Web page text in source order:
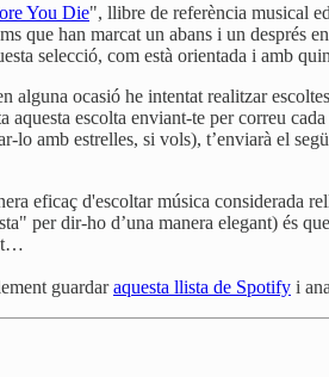
You Die", llibre de referència musical
que han marcat un abans i un després
selecció, com està orientada i amb
ocasió he intentat realitzar
aquesta escolta enviant-te per correu
amb estrelles, si vols), t’enviarà el
eficaç d'escoltar música considerada
per dir-ho d’una manera elegant) és
guardaraquesta llista de Spotify i